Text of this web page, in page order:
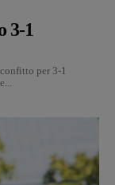
3-1
per 3-1